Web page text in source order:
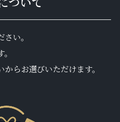
い。
らお選びいただけます。